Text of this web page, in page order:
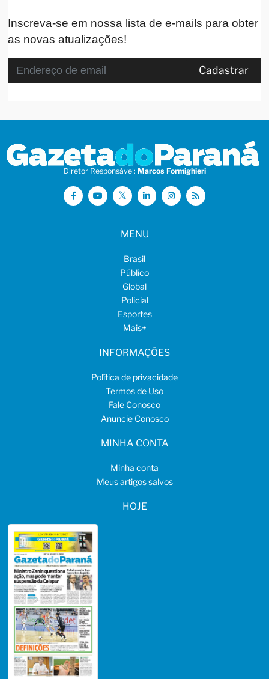
Inscreva-se em nossa lista de e-mails para obter
as novas atualizações!
Cadastrar
Diretor Responsável: Marcos Formighieri
MENU
Brasil
Público
Global
Policial
Esportes
Mais+
INFORMAÇÕES
Política de privacidade
Termos de Uso
Fale Conosco
Anuncie Conosco
MINHA CONTA
Minha conta
Meus artigos salvos
HOJE